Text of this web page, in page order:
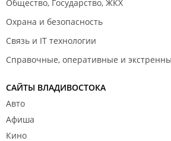
Общество, Государство, ЖКХ
Охрана и безопасность
Связь и IT технологии
Справочные, оперативные и
САЙТЫ ВЛАДИВОСТОКА
Авто
Афиша
Кино